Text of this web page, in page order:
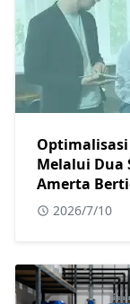
Melalui Dua
Amerta
2026/7/10